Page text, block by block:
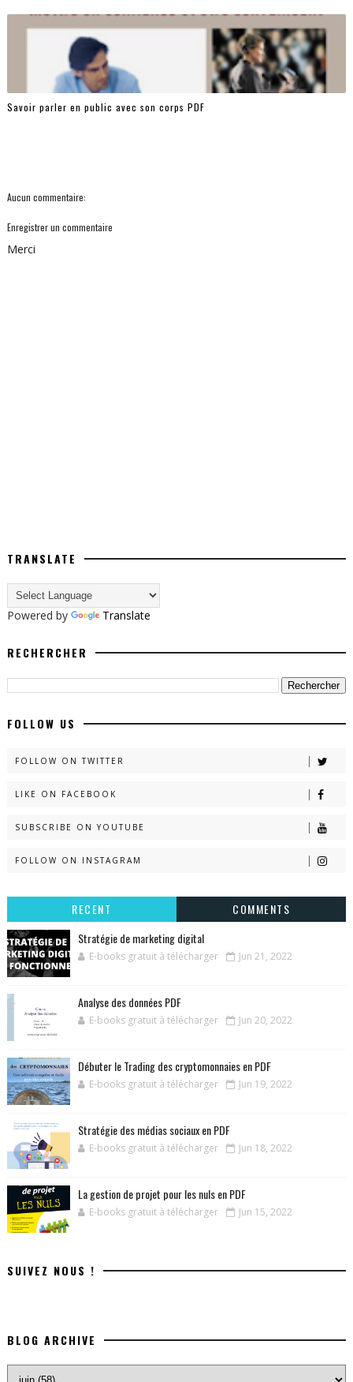
Savoir parler en public avec son corps PDF
Aucun commentaire:
Enregistrer un commentaire
Merci
TRANSLATE
Powered by Translate
RECHERCHER
FOLLOW US
FOLLOW ON TWITTER
LIKE ON FACEBOOK
SUBSCRIBE ON YOUTUBE
FOLLOW ON INSTAGRAM
RECENT
COMMENTS
Stratégie de marketing digital
E-books gratuit à télécharger Jun 21, 2022
Analyse des données PDF
E-books gratuit à télécharger Jun 20, 2022
Débuter le Trading des cryptomonnaies en PDF
E-books gratuit à télécharger Jun 19, 2022
Stratégie des médias sociaux en PDF
E-books gratuit à télécharger Jun 18, 2022
La gestion de projet pour les nuls en PDF
E-books gratuit à télécharger Jun 15, 2022
SUIVEZ NOUS !
BLOG ARCHIVE